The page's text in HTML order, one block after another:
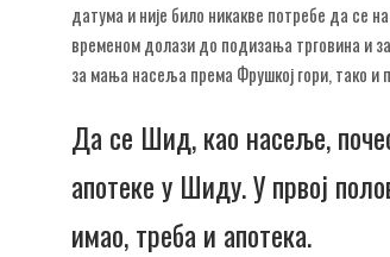
датума и није било никакве потребе да
временом долази до подизања трговина и
за мања насеља према Фрушкој гори, тако
Да се Шид, као насеље,
апотеке у Шиду. У првој
имао, треба и апотека.